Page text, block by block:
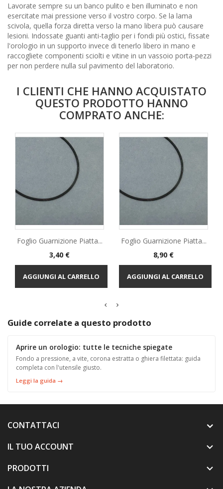
Lavorate sempre su un banco pulito e ben illuminato e non
esercitate mai pressione verso il vostro corpo. Se la lama
scivola, quella forza diretta verso la mano libera può causare
lesioni. Indossate guanti anti-taglio per i fondi più ostici, fissate
l'orologio in un supporto invece di tenerlo libero in mano e
raccogliete componenti sciolti e vitine in un vassoio porta-pezzi
per non perdere nulla sul pavimento del laboratorio.
I CLIENTI CHE HANNO ACQUISTATO
QUESTO PRODOTTO HANNO
COMPRATO ANCHE:
Foglio Guarnizione Piatta...
Prezzo
3,40 €
AGGIUNGI AL CARRELLO
Foglio Guarnizione Piatta...
Prezzo
8,90 €
AGGIUNGI AL CARRELLO
Guide correlate a questo prodotto
Aprire un orologio: tutte le tecniche spiegate
Fondo a pressione, a vite, corona estratta o ghiera filettata: guida
completa con l'utensile giusto.
Leggi la guida →
CONTATTACI
IL TUO ACCOUNT

PRODOTTI 